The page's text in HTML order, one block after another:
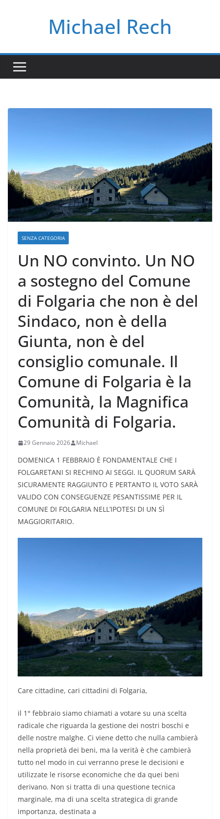
Michael Rech
SENZA CATEGORIA
Un NO convinto. Un NO
a sostegno del Comune
di Folgaria che non è del
Sindaco, non è della
Giunta, non è del
consiglio comunale. Il
Comune di Folgaria è la
Comunità, la Magnifica
Comunità di Folgaria.
29 Gennaio 2026 Michael
DOMENICA 1 FEBBRAIO È FONDAMENTALE CHE I
FOLGARETANI SI RECHINO AI SEGGI. IL QUORUM SARÀ
SICURAMENTE RAGGIUNTO E PERTANTO IL VOTO SARÀ
VALIDO CON CONSEGUENZE PESANTISSIME PER IL
COMUNE DI FOLGARIA NELL’IPOTESI DI UN SÌ
MAGGIORITARIO.
Care cittadine, cari cittadini di Folgaria,
il 1° febbraio siamo chiamati a votare su una scelta
radicale che riguarda la gestione dei nostri boschi e
delle nostre malghe. Ci viene detto che nulla cambierà
nella proprietà dei beni, ma la verità è che cambierà
tutto nel modo in cui verranno prese le decisioni e
utilizzate le risorse economiche che da quei beni
derivano. Non si tratta di una questione tecnica
marginale, ma di una scelta strategica di grande
importanza, destinata a